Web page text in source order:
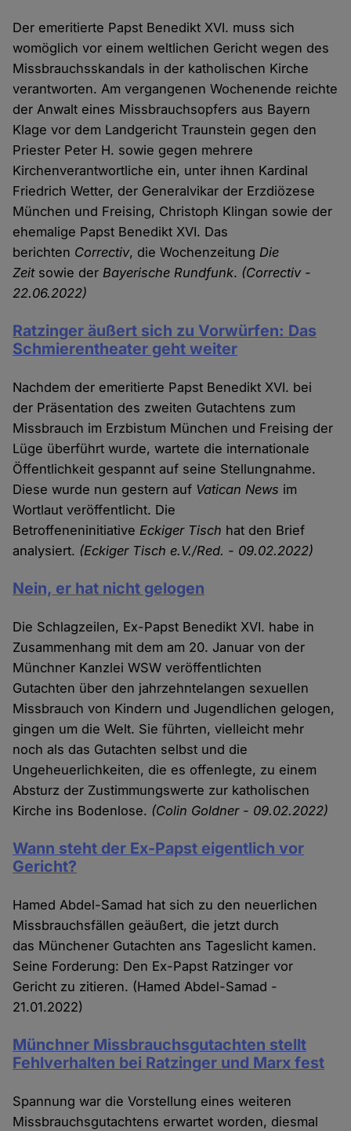
Der emeritierte Papst Benedikt XVI. muss sich
womöglich vor einem weltlichen Gericht wegen des
Missbrauchsskandals in der katholischen Kirche
verantworten. Am vergangenen Wochenende reichte
der Anwalt eines Missbrauchsopfers aus Bayern
Klage vor dem Landgericht Traunstein gegen den
Priester Peter H. sowie gegen mehrere
Kirchenverantwortliche ein, unter ihnen Kardinal
Friedrich Wetter, der Generalvikar der Erzdiözese
München und Freising, Christoph Klingan sowie der
ehemalige Papst Benedikt XVI. Das
berichten Correctiv, die WochenzeitungDie
Zeit sowie derBayerische Rundfunk. (Correctiv -
22.06.2022)
Ratzinger äußert sich zu Vorwürfen: Das
Schmierentheater geht weiter
Nachdem der emeritierte Papst Benedikt XVI. bei
der Präsentation des zweiten Gutachtens zum
Missbrauch im Erzbistum München und Freising der
Lüge überführt wurde, wartete die internationale
Öffentlichkeit gespannt auf seine Stellungnahme.
Diese wurde nun gestern auf Vatican News im
Wortlaut veröffentlicht. Die
BetroffeneninitiativeEckiger Tisch hat den Brief
analysiert. (Eckiger Tisch e.V./Red. - 09.02.2022)
Nein, er hat nicht gelogen
Die Schlagzeilen, Ex-Papst Benedikt XVI. habe in
Zusammenhang mit dem am 20. Januar von der
Münchner Kanzlei WSW veröffentlichten
Gutachten über den jahrzehntelangen sexuellen
Missbrauch von Kindern und Jugendlichen gelogen,
gingen um die Welt. Sie führten, vielleicht mehr
noch als das Gutachten selbst und die
Ungeheuerlichkeiten, die es offenlegte, zu einem
Absturz der Zustimmungswerte zur katholischen
Kirche ins Bodenlose. (Colin Goldner - 09.02.2022)
Wann steht der Ex-Papst eigentlich vor
Gericht?
Hamed Abdel-Samad hat sich zu den neuerlichen
Missbrauchsfällen geäußert, die jetzt durch
das Münchener Gutachten ans Tageslicht kamen.
Seine Forderung: Den Ex-Papst Ratzinger vor
Gericht zu zitieren. (Hamed Abdel-Samad -
21.01.2022)
Münchner Missbrauchsgutachten stellt
Fehlverhalten bei Ratzinger und Marx fest
Spannung war die Vorstellung eines weiteren
Missbrauchsgutachtens erwartet worden, diesmal